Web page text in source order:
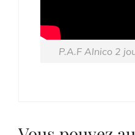
P.A.F Alnico 2